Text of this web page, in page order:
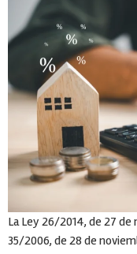
La Ley 26/2014, de 27
35/2006, de 28 de